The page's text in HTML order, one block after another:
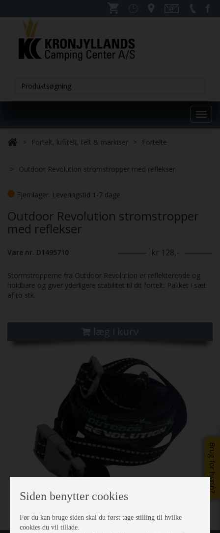
Brug for hjælp?
Fortelt, lufttelt, telt & markiser Fortelte
Outdoor Revolution stromstropper med reflekser
Fjernlager. Leveringstid 1-7 dage
Outdoor Revolution stromstropper
med reflekser
Vare nr. D1495710 kr 128,-
Stormstropperne fra Outdoor Revolution er reflekterende og
holdbare og giver yderligere stabilitet til dit fortelt. Pakket i sæt
af to stk.
læg i kurv
Siden benytter cookies
Før du kan bruge siden skal du først tage stilling til hvilke
cookies du vil tillade.